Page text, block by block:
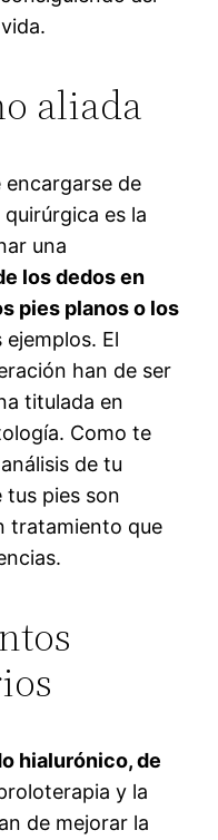
aliada
encargarse de
es la
una
los dedos en
pies planos o los
El
han de ser
titulada en
Como te
de tu
tus pies son
tratamiento que
hialurónico, de
y la
de mejorar la